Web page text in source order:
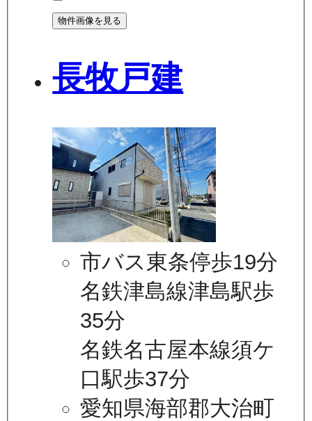
物件画像を見る
長牧戸建
市バス東条停歩19分
名鉄津島線津島駅歩
35分
名鉄名古屋本線須ケ
口駅歩37分
愛知県海部郡大治町